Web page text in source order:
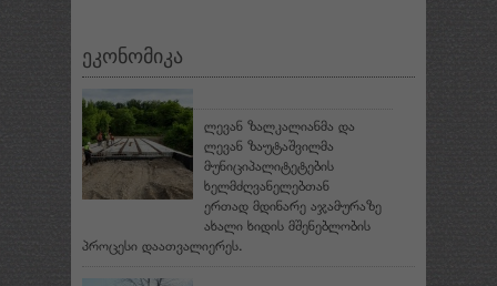
ეკონომიკა
ლევან ზალკალიანმა და
ლევან ზაუტაშვილმა
მუნიციპალიტეტების
ხელმძღვანელებთან
ერთად მდინარე აჯამურაზე
ახალი ხიდის მშენებლობის
პროცესი დაათვალიერეს.